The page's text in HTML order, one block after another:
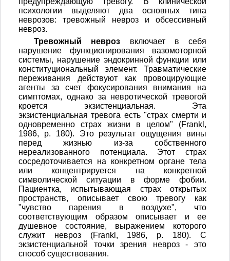
психологии выделяют два основных типа
неврозов: тревожный невроз и обсессивный
невроз.
Тревожный невроз включает в себя
нарушение функционирования вазомоторной
системы, нарушение эндокринной функции или
конституциональный элемент. Травматические
переживания действуют как провоцирующие
агенты за счет фокусирования внимания на
симптомах, однако за невротической тревогой
кроется экзистенциальная. Эта
экзистенциальная тревога есть "страх смерти и
одновременно страх жизни в целом" (Frankl,
1986, р. 180). Это результат ощущения вины
перед жизнью из-за собственного
нереализованного потенциала. Этот страх
сосредоточивается на конкретном органе тела
или концентрируется на конкретной
символической ситуации в форме фобии.
Пациентка, испытывающая страх открытых
пространств, описывает свою тревогу как
"чувство парения в воздухе", что
соответствующим образом описывает и ее
душевное состояние, выражением которого
служит невроз (Frankl, 1986, р. 180). С
экзистенциальной точки зрения невроз - это
способ существования.